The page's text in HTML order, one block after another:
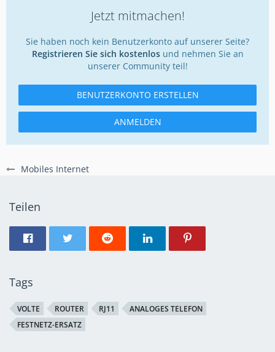
Mobiles Internet
Jetzt mitmachen!
Sie haben noch kein Benutzerkonto auf unserer Seite?
Registrieren Sie sich kostenlosund nehmen Sie an
unserer Community teil!
BENUTZERKONTO ERSTELLEN
ANMELDEN
Teilen
Tags
VOLTE ROUTER RJ11
ANALOGES TELEFON
FESTNETZ-ERSATZ